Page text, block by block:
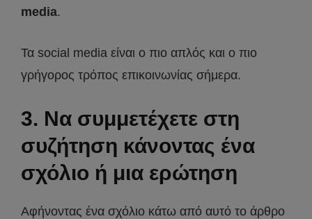
media.
Τα social media είναι ο πιο απλός και ο πιο
γρήγορος τρόπος επικοινωνίας σήμερα.
3. Να συμμετέχετε στη
συζήτηση κάνοντας ένα
σχόλιο ή μια ερώτηση
Αφήνοντας ένα σχόλιο κάτω από αυτό το άρθρο